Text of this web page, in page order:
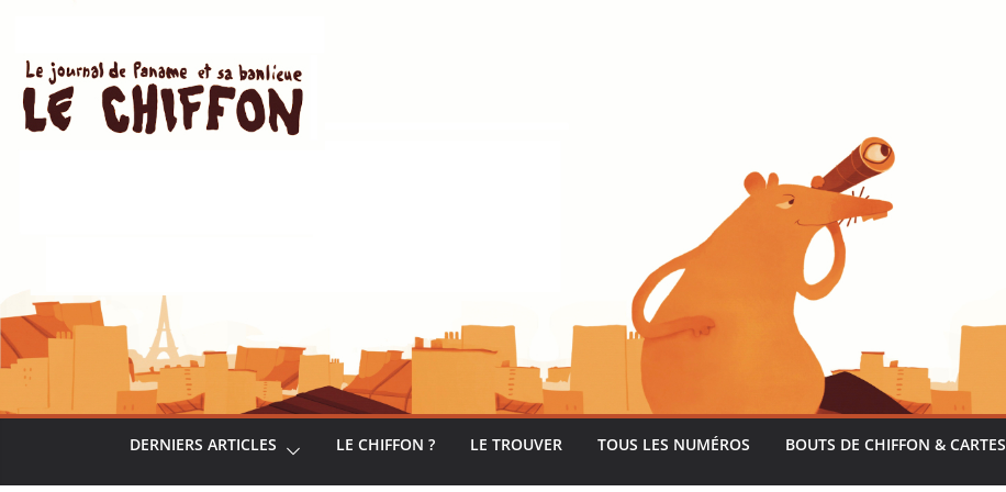
contenu
DERNIERS ARTICLES LE CHIFFON ? LE TROUVER TOUS LES NUMÉROS BOUTS DE CHIFFON & CARTES